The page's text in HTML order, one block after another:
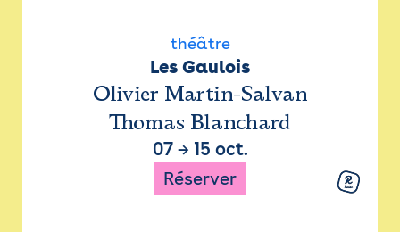
théâtre
Les Gaulois
Olivier Martin-Salvan
Thomas Blanchard
07→ 15 oct.
Réserver